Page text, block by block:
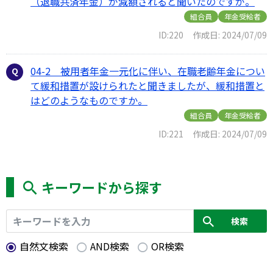
組合員 年金受給者
ID:220 作成日: 2024/07/09
04-2 被用者年金一元化に伴い、在職老齢年金につい
て緩和措置が設けられたと聞きましたが、緩和措置と
はどのようなものですか。
組合員 年金受給者
ID:221 作成日: 2024/07/09
キーワードから探す
自然文検索 AND検索 OR検索